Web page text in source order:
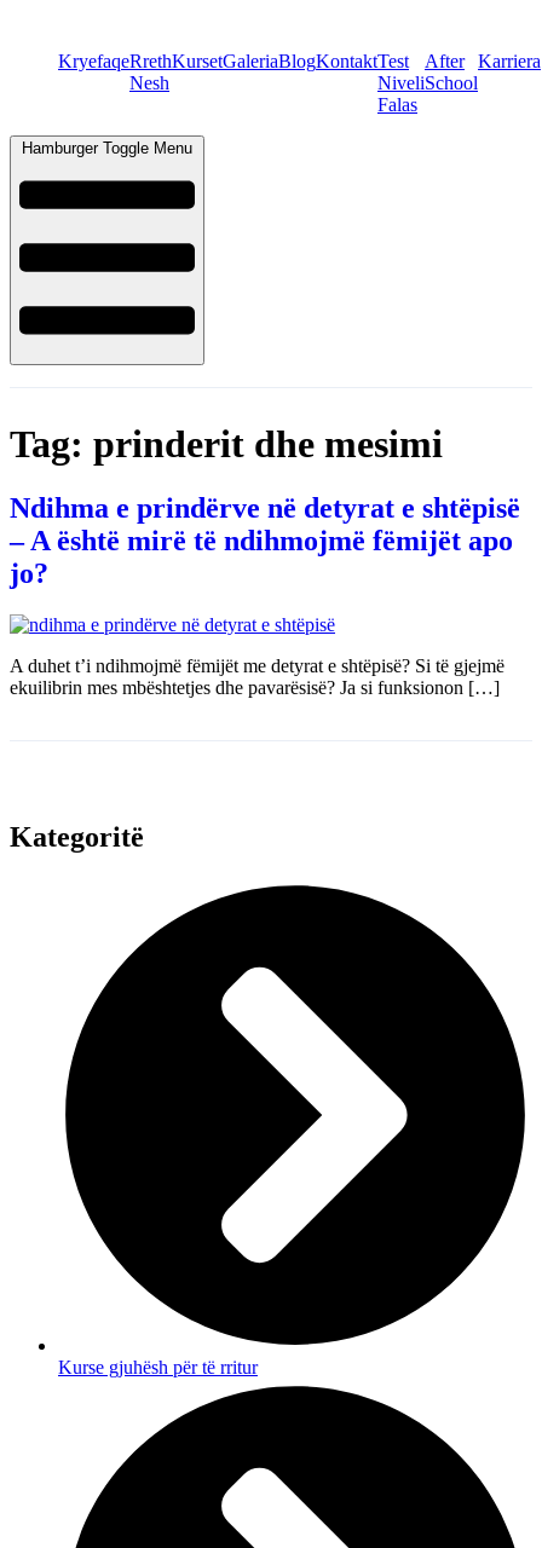
KryefaqeRreth
Nesh
KursetGaleriaBlogKontaktTest
Niveli
Falas
After
School
Karriera
Hamburger Toggle Menu
Tag: prinderit dhe mesimi
Ndihma e prindërve në detyrat e shtëpisë
– A është mirë të ndihmojmë fëmijët apo
jo?
A duhet t’i ndihmojmë fëmijët me detyrat e shtëpisë? Si të gjejmë
ekuilibrin mes mbështetjes dhe pavarësisë? Ja si funksionon […]
Kategoritë
Kurse gjuhësh për të rritur